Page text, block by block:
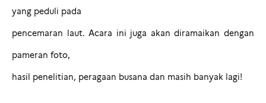
yang peduli pada
pencemaran laut.Acara ini juga akan diramaikan dengan
pameran foto,
hasil penelitian, peragaan busana dan masih banyak lagi!